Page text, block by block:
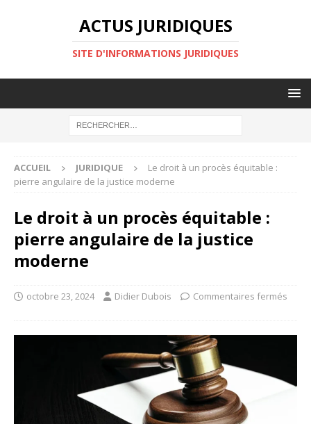
ACTUS JURIDIQUES
SITE D'INFORMATIONS JURIDIQUES
ACCUEIL JURIDIQUE
Le droit à un procès équitable :
pierre angulaire de la justice moderne
Le droit à un procès équitable :
pierre angulaire de la justice
moderne
octobre 23, 2024 Didier Dubois Commentaires fermés